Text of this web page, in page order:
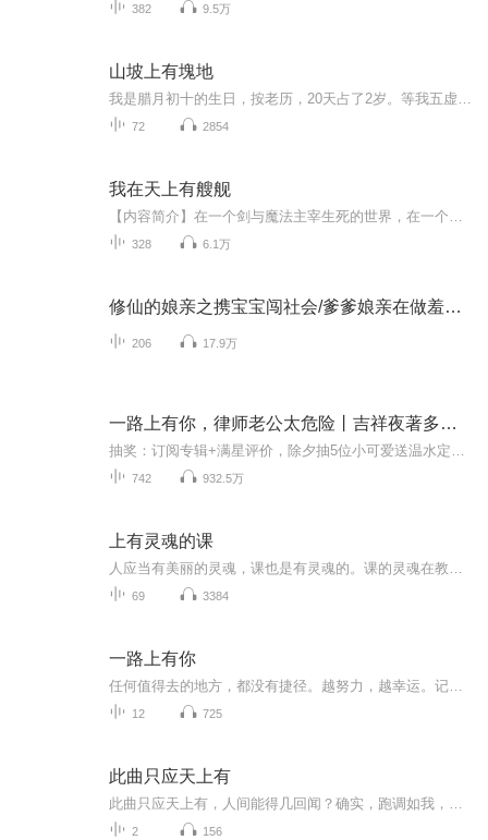
382 9.5万
山坡上有塊地
72 2854
我在天上有艘舰
328 6.1万
修仙的娘亲之携宝宝闯社会/爹爹娘亲在做羞羞事
206 17.9万
一路上有你，律师老公太危险丨吉祥夜著多人有声剧
742 932.5万
上有灵魂的课
69 3384
一路上有你
12 725
此曲只应天上有
2 156